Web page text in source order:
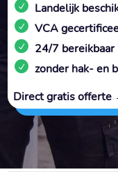
Landelijk
VCA
24/7 bereikbaar
zonder hak- en
Direct gratis offerte